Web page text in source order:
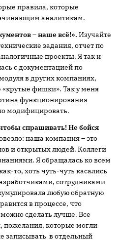
правила, которые
аналитикам.
– наше всё!». Изучайте
задания, отчет по
проекты. Я так и
с документацией по
в других компаниях,
«крутые фишки». Так у меня
функционирования
модифицировать.
спрашивать! Не бойся
наша компания – это
и открытых людей. Коллеги
Я обращалась ко всем
то, хоть чуть-чуть касались
сотрудниками
любую обратную
в процессе, что
сделать лучше. Все
которые могли
записывать в отдельный